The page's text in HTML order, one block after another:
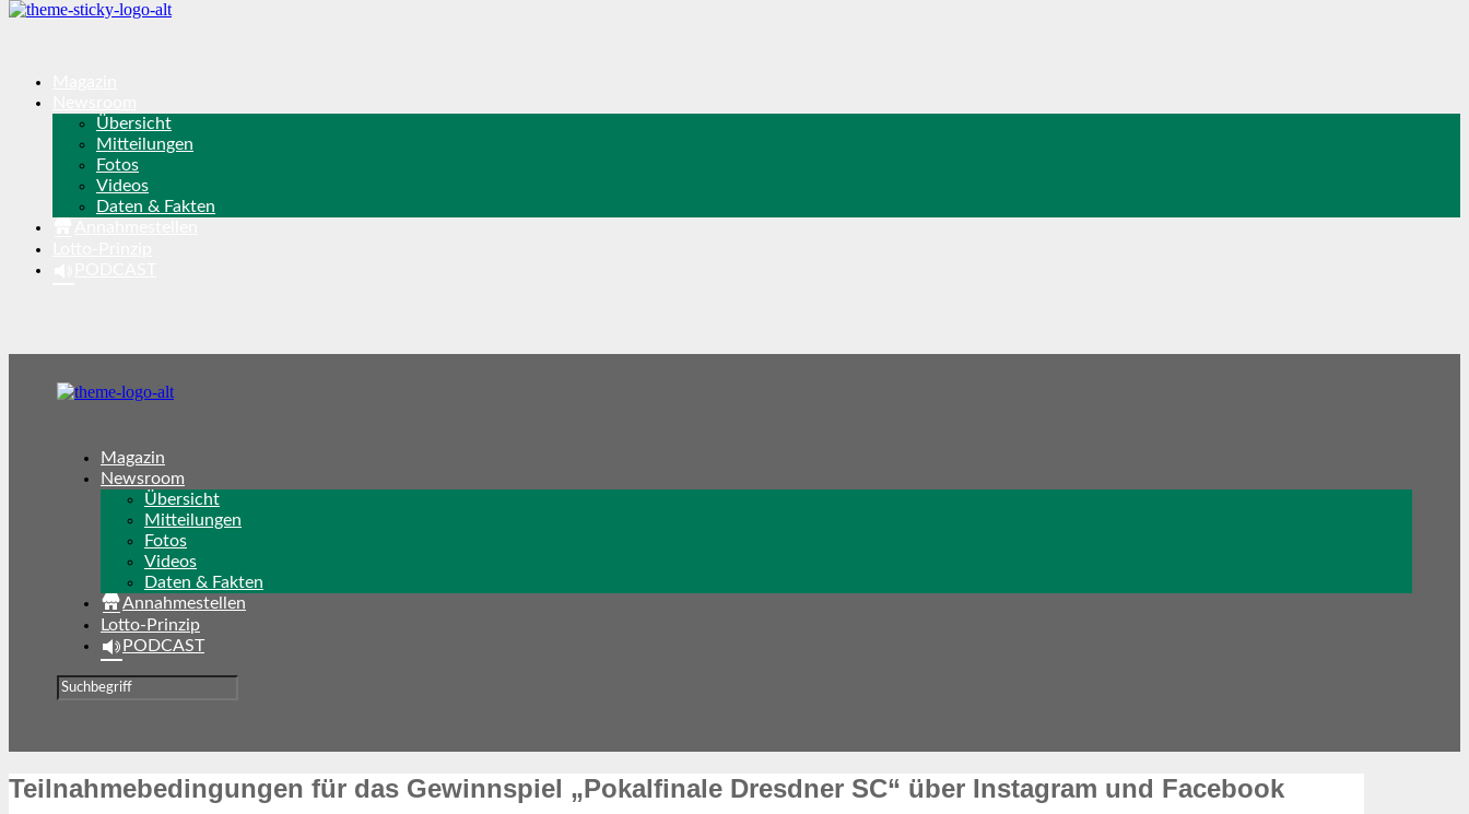
Übersicht
Mitteilungen
Fotos
Videos
Daten & Fakten
Magazin
Newsroom
Übersicht
Mitteilungen
Fotos
Videos
Daten & Fakten
Annahmestellen
Lotto-Prinzip
PODCAST
Teilnahmebedingungen für das Gewinnspiel „Pokalfinale Dresdner SC“ über Instagram und Facebook